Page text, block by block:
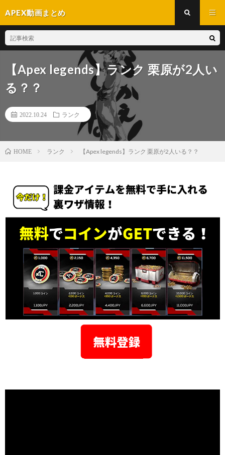
APEX動画まとめ
【Apex legends】ランク 栗原が2人い
る？？
2022.10.24 ランク
HOME ランク 【Apex legends】ランク 栗原が2人いる？？